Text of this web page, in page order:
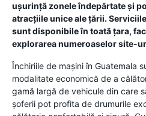
ușurință zonele îndepărtate și
atracțiile unice ale țării.
sunt disponibile în toată țara,
explorarea numeroaselor site-
Închiriile de mașini în Guatemala
modalitate economică de a
gamă largă de vehicule din care
șoferii pot profita de drumurile